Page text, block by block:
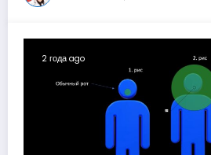
2 года ago